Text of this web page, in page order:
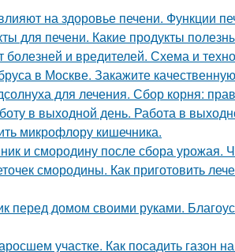
на здоровье печени. Функции
для печени. Какие продукты
болезней и вредителей. Схема и
в Москве. Закажите
для лечения. Сбор корня:
в выходной день. Работа в
микрофлору кишечника.
и смородину после сбора урожая.
смородины. Как приготовить
перед домом своими руками.
участке. Как посадить газон